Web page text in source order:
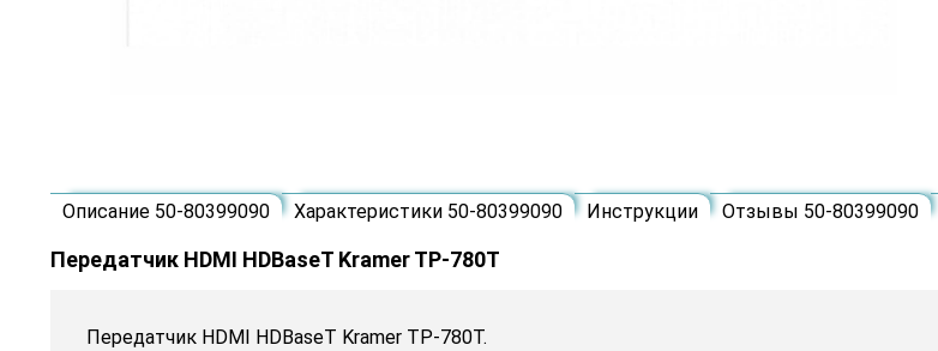
Описание 50-80399090 Характеристики 50-80399090 Инструкции Отзывы 50-80399090
Передатчик HDMI HDBaseT Kramer TP-780T
Передатчик HDMI HDBaseT Kramer TP-780T.